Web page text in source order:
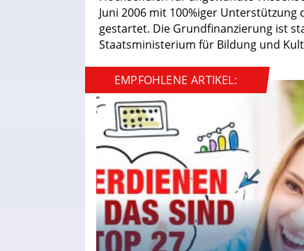
Juni 2006 mit 100%iger
gestartet. Die Grundfinanzierung ist
Staatsministerium für Bildung und
EMPFOHLENE ARTIKEL: